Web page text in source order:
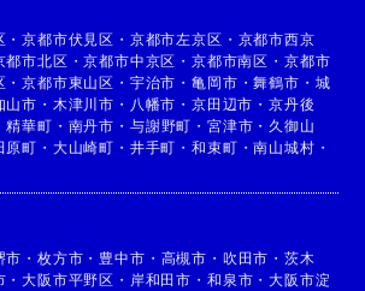
・京都市伏見区 ・ 京都市左京区 ・ 京都市西京
都市北区 ・京都市中京区 ・京都市南区 ・ 京都市
・京都市東山区 ・ 宇治市 ・亀岡市 ・舞鶴市 ・ 城
山市 ・ 木津川市 ・ 八幡市 ・京田辺市 ・京丹後
精華町 ・ 南丹市 ・ 与謝野町 ・ 宮津市 ・ 久御山
原町 ・ 大山崎町 ・ 井手町 ・和束町 ・南山城村 ・
市 ・枚方市 ・ 豊中市 ・ 高槻市 ・ 吹田市 ・ 茨木
・大阪市平野区 ・ 岸和田市 ・ 和泉市 ・大阪市淀